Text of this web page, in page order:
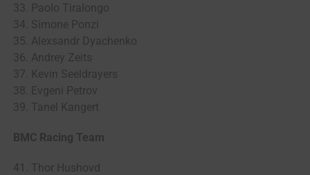
33. Paolo Tiralongo
34. Simone Ponzi
35. Alexsandr Dyachenko
36. Andrey Zeits
37. Kevin Seeldrayers
38. Evgeni Petrov
39. Tanel Kangert
BMC Racing Team
41. Thor Hushovd